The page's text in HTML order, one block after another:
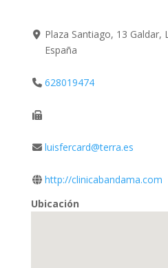
Plaza Santiago, 13 Galdar,
España
628019474
luisfercard@terra.es
http://clinicabandama.com
Ubicación